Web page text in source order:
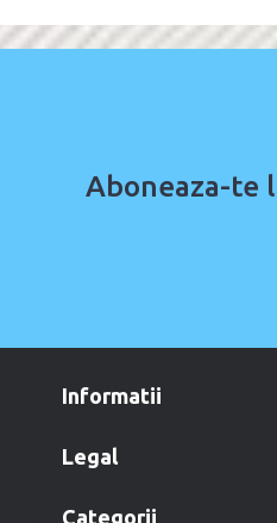
Aboneaza-te
informatii
legal
categorii